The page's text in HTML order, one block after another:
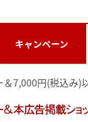
キャンペーン
＆7,000円(税込み)